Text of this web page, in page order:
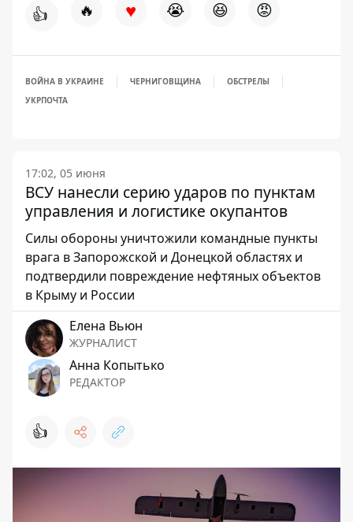
👍 🔥 ♥ 😭 😆 😡
ВОЙНА В УКРАИНЕ ЧЕРНИГОВЩИНА
ОБСТРЕЛЫ
УКРПОЧТА
17:02, 05 июня
ВСУ нанесли серию ударов по пунктам
управления и логистике окупантов
Силы обороны уничтожили командные пункты
врага в Запорожской и Донецкой областях и
подтвердили повреждение нефтяных объектов
в Крыму и России
Елена Вьюн
ЖУРНАЛИСТ
Анна Копытько
РЕДАКТОР
👍